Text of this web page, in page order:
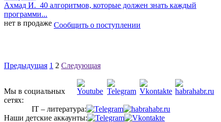
Ахмад И. 40 алгоритмов, которые должен знать каждый
программи...
нет в продаже Сообщить о поступлении
Предыдущая 1 2 Следующая
Мы в социальных
сетях:
IT – литература:
Наши детские аккаунты: